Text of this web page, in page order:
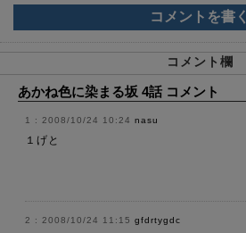
コメントを書く
コメント欄
あかね色に染まる坂 4話 コメント
2008/10/24 10:24 nasu
１げと
2008/10/24 11:15 gfdrtygdc